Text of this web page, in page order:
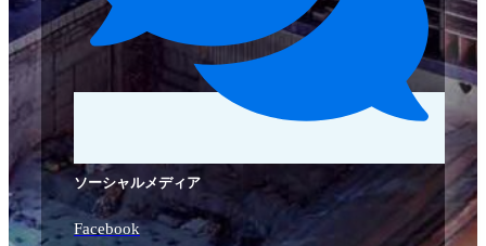
ソーシャルメディア
Facebook